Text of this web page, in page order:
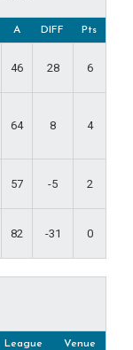
A DIFF Pts
46 28 6
64 8 4
57 -5 2
82 -31 0
League Venue